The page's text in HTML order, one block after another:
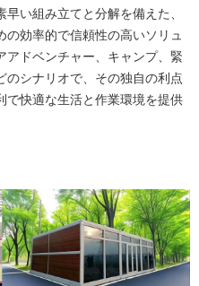
い組み立てと分解を備えた、
効率的で信頼性の高いソリュ
アドベンチャー、キャンプ、緊
のシナリオで、その独自の利点
で快適な生活と作業環境を提供